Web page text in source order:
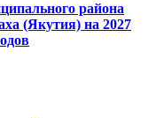
района
(Якутия) на 2027